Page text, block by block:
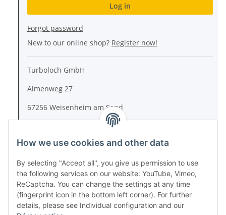
Log in
Forgot password
New to our online shop? Register now!
Turboloch GmbH
Almenweg 27
67256 Weisenheim am Sand
Tel.: + 49/ (0)6353/ 9368241
E-Mail: info@turboloch.de
Impressum
* All prices incl. VAT, plus shipping fees
How we use cookies and other data
By selecting "Accept all", you give us permission to use
the following services on our website: YouTube, Vimeo,
ReCaptcha. You can change the settings at any time
(fingerprint icon in the bottom left corner). For further
details, please see Individual configuration and our